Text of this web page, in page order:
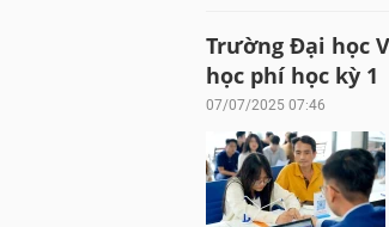
Trường Đại học
học phí học kỳ 1
07/07/2025 07:46